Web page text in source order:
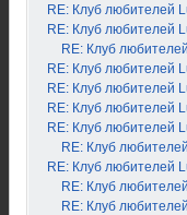
RE: Клуб любителей
RE: Клуб любителей
RE: Клуб
RE: Клуб любителей
RE: Клуб любителей
RE: Клуб любителей
RE: Клуб любителей
RE: Клуб
RE: Клуб любителей
RE: Клуб
RE: Клуб